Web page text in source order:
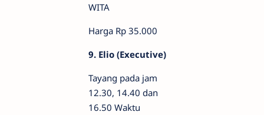
WITA
Harga Rp 35.000
9. Elio (Executive)
Tayang pada jam
12.30, 14.40 dan
16.50 Waktu